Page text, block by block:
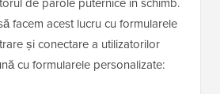
facem acest lucru cu formularele
și conectare a utilizatorilor
cu formularele personalizate: